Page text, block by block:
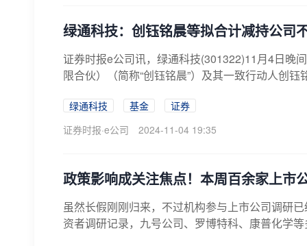
绿通科技：创钰铭晨等拟合计减持公司
证券时报e公司讯，绿通科技(301322)11月4日晚
限合伙）（简称“创钰铭晨”）及其一致行动人创
绿通科技 基金
证券
证券时报·e公司
2024-11-04 19:35
政策影响成关注焦点！本周百余家上市
虽然长假刚刚归来，不过机构参与上市公司调研
资者调研记录，九号公司、罗博特科、康普化学